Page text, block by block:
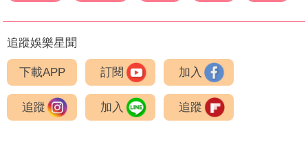
追蹤娛樂星聞
下載APP 訂閱 加入
追蹤 加入 追蹤